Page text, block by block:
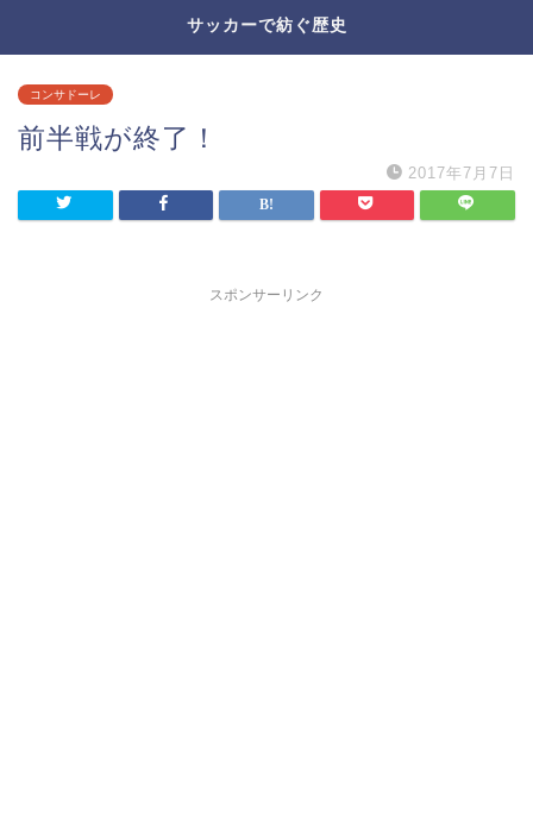
サッカーで紡ぐ歴史
コンサドーレ
前半戦が終了！
2017年7月7日
スポンサーリンク